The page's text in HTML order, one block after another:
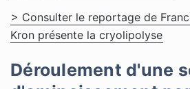
> Consulter le reportage de
Kron présente la cryolipolyse
Déroulement d'une